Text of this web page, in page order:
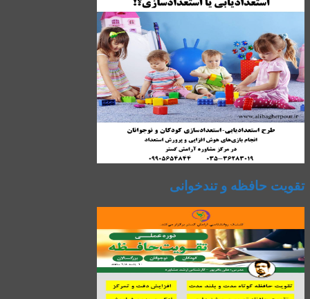
تقویت حافظه و تندخوانی